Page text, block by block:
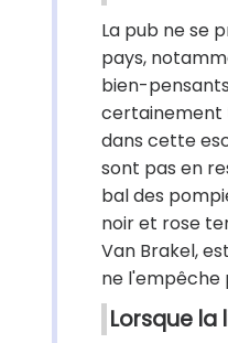
La pub ne se
pays,
bien-
certainement
dans cette
sont pas en
bal des
noir et rose
Van Brakel,
ne l'empêche
Lorsque